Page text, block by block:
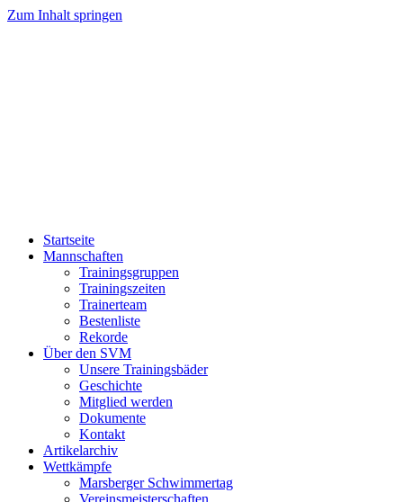
Zum Inhalt springen
Startseite
Mannschaften
Trainingsgruppen
Trainingszeiten
Trainerteam
Bestenliste
Rekorde
Über den SVM
Unsere Trainingsbäder
Geschichte
Mitglied werden
Dokumente
Kontakt
Artikelarchiv
Wettkämpfe
Marsberger Schwimmertag
Vereinsmeisterschaften